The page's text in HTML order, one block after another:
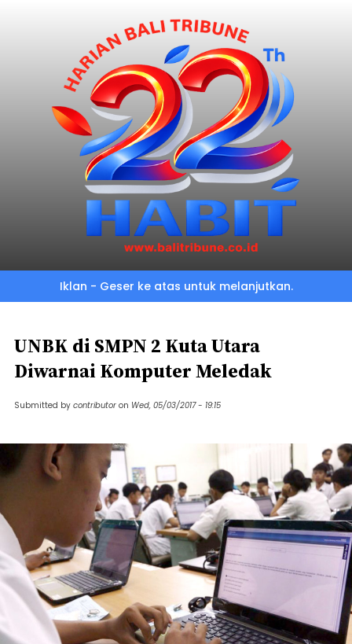
Iklan - Geser ke atas untuk melanjutkan.
UNBK di SMPN 2 Kuta Utara
Diwarnai Komputer Meledak
Submitted by contributor on Wed, 05/03/2017 - 19:15